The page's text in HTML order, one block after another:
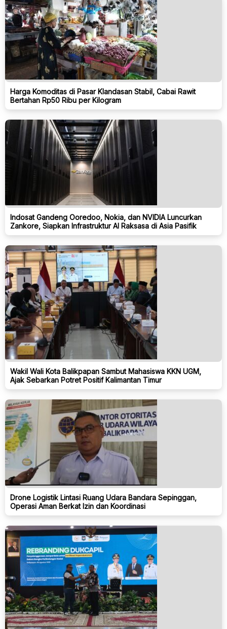
Harga Komoditas di Pasar Klandasan Stabil, Cabai Rawit
Bertahan Rp50 Ribu per Kilogram
Indosat Gandeng Ooredoo, Nokia, dan NVIDIA Luncurkan
Zankore, Siapkan Infrastruktur AI Raksasa di Asia Pasifik
Wakil Wali Kota Balikpapan Sambut Mahasiswa KKN UGM,
Ajak Sebarkan Potret Positif Kalimantan Timur
Drone Logistik Lintasi Ruang Udara Bandara Sepinggan,
Operasi Aman Berkat Izin dan Koordinasi